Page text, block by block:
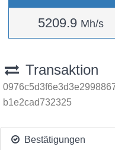
5209.9 Mh/s
Transaktion
b1e2cad732325
Bestätigungen